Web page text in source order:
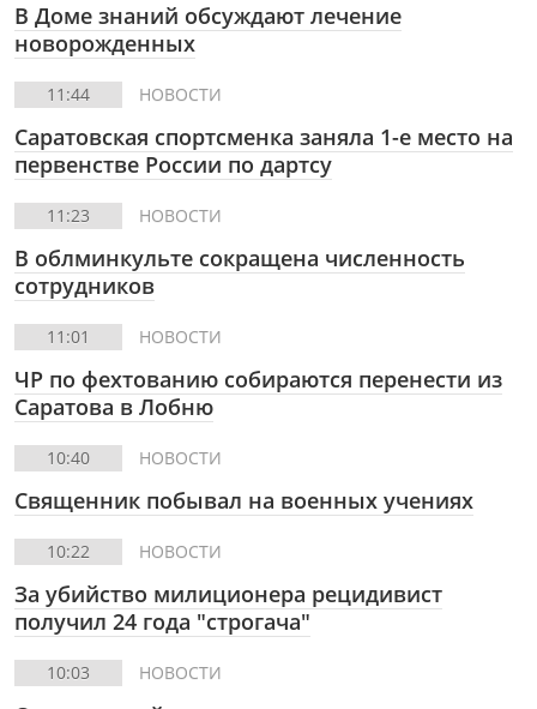
В Доме знаний обсуждают лечение
новорожденных
11:44 НОВОСТИ
Саратовская спортсменка заняла 1-е место на
первенстве России по дартсу
11:23 НОВОСТИ
В облминкульте сокращена численность
сотрудников
11:01 НОВОСТИ
ЧР по фехтованию собираются перенести из
Саратова в Лобню
10:40 НОВОСТИ
Священник побывал на военных учениях
10:22 НОВОСТИ
За убийство милиционера рецидивист
получил 24 года "строгача"
10:03 НОВОСТИ